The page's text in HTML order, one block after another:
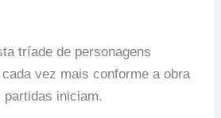
tríade de personagens
vez mais conforme a obra
iniciam.